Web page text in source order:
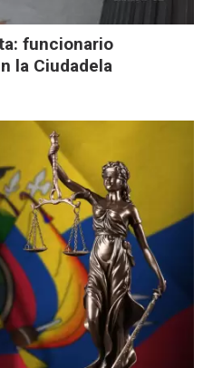
funcionario
la Ciudadela